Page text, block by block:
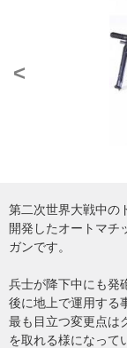
<
第二次世界大戦中の
開発したオートマチ
ガンです。
兵士が降下中にも発
後に地上で運用する
最も目立つ変更点は
を取れる様になって